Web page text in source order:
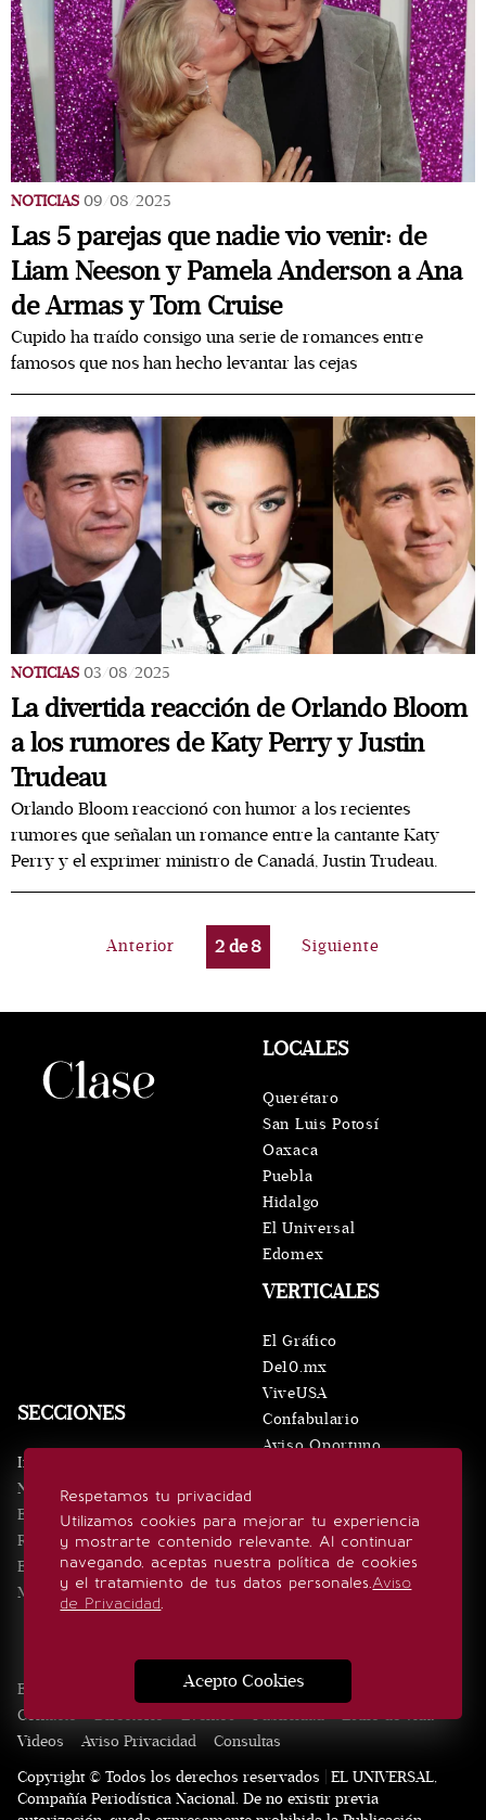
NOTICIAS 09/08/2025
Las 5 parejas que nadie vio venir: de
Liam Neeson y Pamela Anderson a Ana
de Armas y Tom Cruise
Cupido ha traído consigo una serie de romances entre
famosos que nos han hecho levantar las cejas
NOTICIAS 03/08/2025
La divertida reacción de Orlando Bloom
a los rumores de Katy Perry y Justin
Trudeau
Orlando Bloom reaccionó con humor a los recientes
rumores que señalan un romance entre la cantante Katy
Perry y el exprimer ministro de Canadá, Justin Trudeau.
Anterior 2 de8 Siguiente
Respetamos tu privacidad
Utilizamos cookies para mejorar tu experiencia
y mostrarte contenido relevante. Al continuar
navegando, aceptas nuestra política de cookies
y el tratamiento de tus datos personales.Aviso
de Privacidad.
Acepto Cookies
SECCIONES
Inicio
Noticias
Eventos
Realeza
Estilo de vida
Minuto x Minuto
VERTICALES
El Gráfico
De10.mx
ViveUSA
Confabulario
Aviso Oportuno
LOCALES
Querétaro
San Luis Potosí
Oaxaca
Puebla
Hidalgo
El Universal
Edomex
SÍGUENOS
Edición Impresa Noticias Quiénes somos
Contacto
Directorio Eventos Publicidad
Estilo de vida
Videos
Aviso Privacidad
Consultas
Copyright © Todos los derechos reservados | EL UNIVERSAL,
Compañía Periodística Nacional. De no existir previa